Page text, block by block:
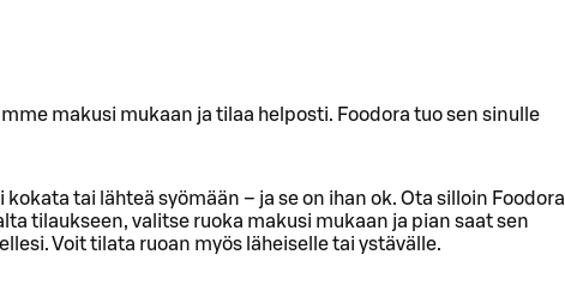
makusi mukaan ja tilaa helposti. Foodora tuo sen sinulle
kokata tai lähteä syömään – ja se on ihan ok. Ota silloin Foodora
tilaukseen, valitse ruoka makusi mukaan ja pian saat sen
Voit tilata ruoan myös läheiselle tai ystävälle.